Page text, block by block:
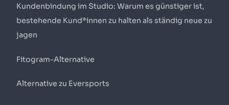
Kundenbindung im Studio: Warum es günstiger ist,
bestehende Kund*innen zu halten als ständig neue zu
jagen
Fitogram-Alternative
Alternative zu Eversports